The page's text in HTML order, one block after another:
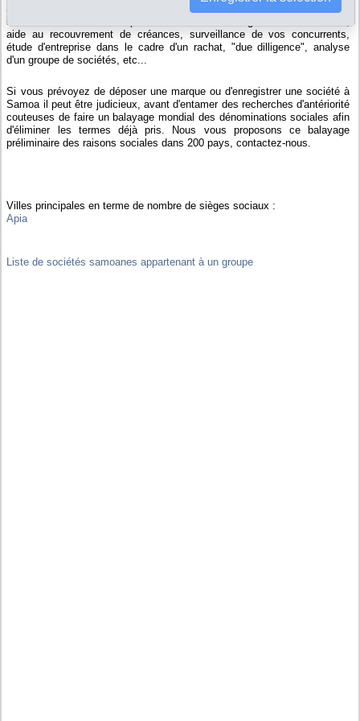
Sur Info-clipper.com, vous pouvez rapidement et facilement obtenir des
informations sur les entreprises à Samoa : renseignement commercial,
aide au recouvrement de créances, surveillance de vos concurrents,
étude d'entreprise dans le cadre d'un rachat, "due dilligence", analyse
d'un groupe de sociétés, etc...
Si vous prévoyez de déposer une marque ou d'enregistrer une société à
Samoa il peut être judicieux, avant d'entamer des recherches d'antériorité
couteuses de faire un balayage mondial des dénominations sociales afin
d'éliminer les termes déjà pris. Nous vous proposons ce balayage
préliminaire des raisons sociales dans 200 pays, contactez-nous.
Villes principales en terme de nombre de sièges sociaux :
Apia
Liste de sociétés samoanes appartenant à un groupe